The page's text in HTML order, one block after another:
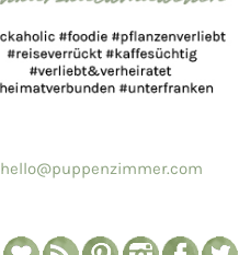
hello@puppenzimmer.com